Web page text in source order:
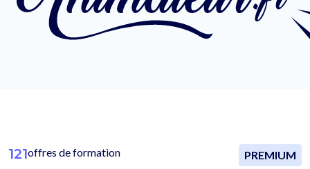
121offres de formation PREMIUM